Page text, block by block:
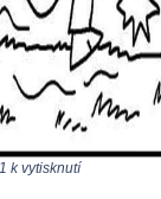
k vytisknutí